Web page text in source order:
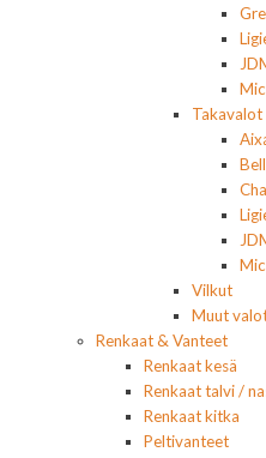
Takavalot
Vilkut
Muut
Renkaat & Vanteet
Renkaat kesä
Renkaat talvi /
Renkaat kitka
Peltivanteet